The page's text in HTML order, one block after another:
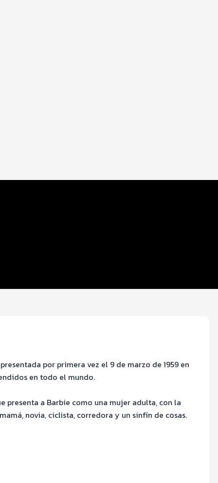
por primera vez el 9 de marzo de 1959 en
en todo el mundo.
presenta a Barbie como una mujer adulta, con la
novia, ciclista, corredora y un sinfín de cosas.